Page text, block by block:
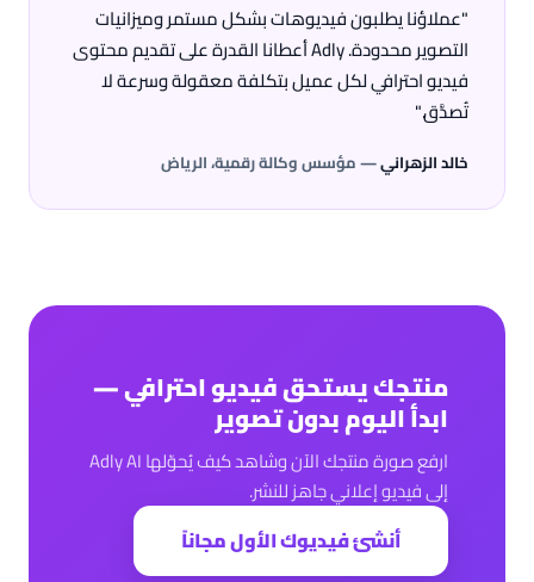
"عملاؤنا يطلبون فيديوهات بشكل مستمر وميزانيات
التصوير محدودة. Adly أعطانا القدرة على تقديم محتوى
فيديو احترافي لكل عميل بتكلفة معقولة وسرعة لا
تُصدَّق."
خالد الزهراني— مؤسس وكالة رقمية، الرياض
منتجك يستحق فيديو احترافي —
ابدأ اليوم بدون تصوير
ارفع صورة منتجك الآن وشاهد كيف يُحوّلها Adly AI
إلى فيديو إعلاني جاهز للنشر.
أنشئ فيديوك الأول مجاناً